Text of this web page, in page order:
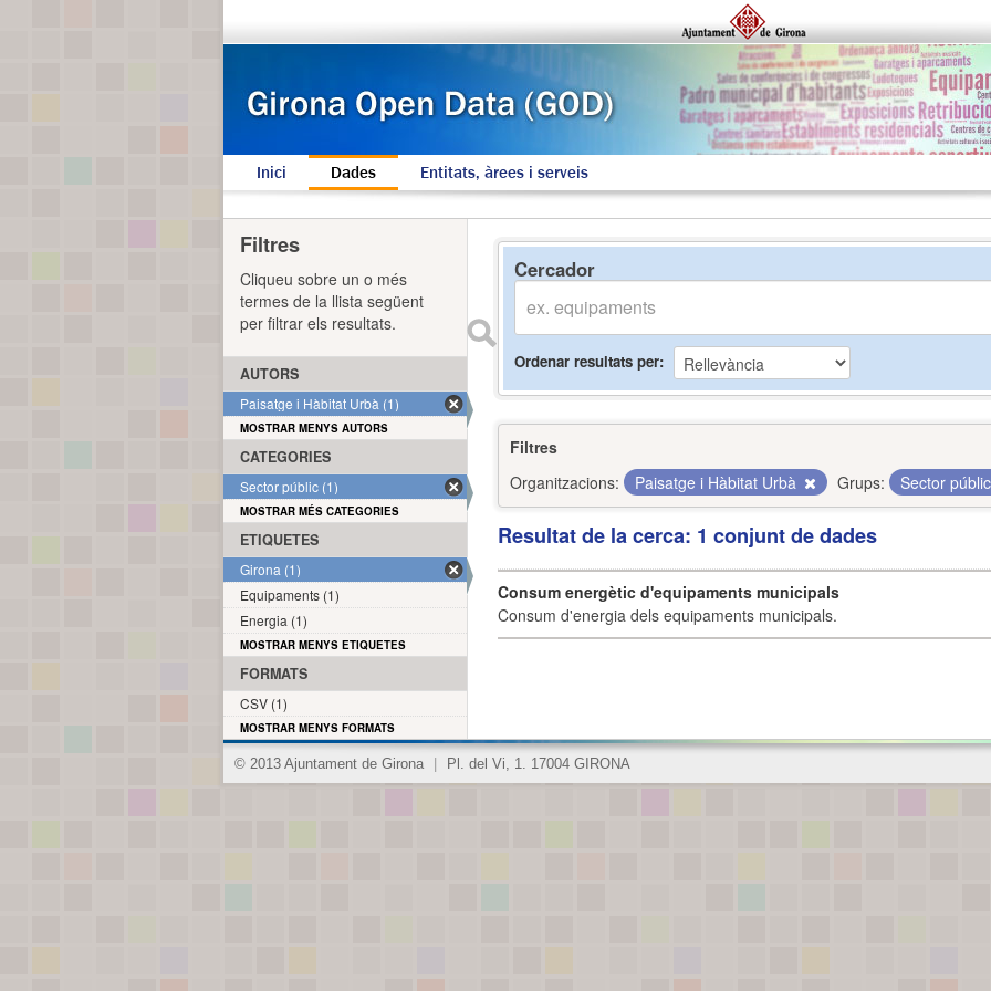
Inici Dades Entitats, àrees i serveis
Cercador
Ordenar resultats per
Filtres
Organitzacions:
Paisatge i Hàbitat Urbà Grups: Sector
Resultat de la cerca: 1 conjunt de dades
Consum energètic d'equipaments municipals
Consum d'energia dels equipaments municipals.
Filtres
Cliqueu sobre un o més
termes de la llista següent
per filtrar els resultats.
AUTORS
Paisatge i Hàbitat Urbà (1)
MOSTRAR MENYS AUTORS
CATEGORIES
Sector públic (1)
MOSTRAR MÉS CATEGORIES
ETIQUETES
Girona (1)
Equipaments (1)
Energia (1)
MOSTRAR MENYS ETIQUETES
FORMATS
CSV (1)
MOSTRAR MENYS FORMATS
© 2013 Ajuntament de Girona Pl. del Vi, 1. 17004 GIRONA